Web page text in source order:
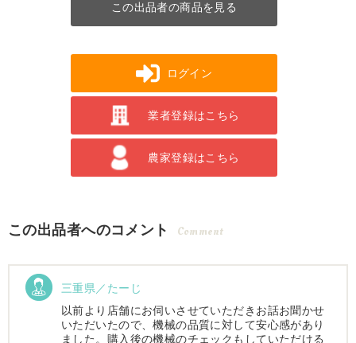
この出品者の商品を見る
ログイン
業者登録はこちら
農家登録はこちら
この出品者へのコメント Comment
三重県／たーじ
以前より店舗にお伺いさせていただきお話お聞かせ
いただいたので、機械の品質に対して安心感があり
ました。購入後の機械のチェックもしていただける